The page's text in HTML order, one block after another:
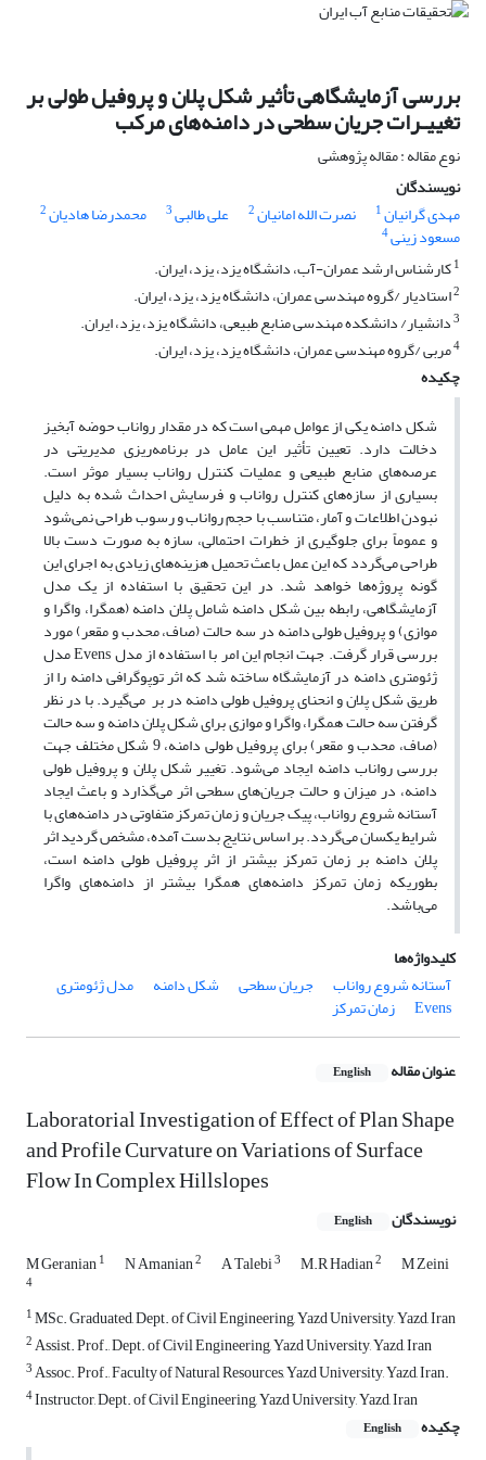
بررسی آزمایشگاهی تأثیر شکل پلان و پروفیل طولی بر
تغییـرات جریان سطحی در دامنه‌های مرکب
نوع مقاله : مقاله پژوهشی
نویسندگان
مهدی گرانیان1 نصرت الله امانیان2 علی طالبی3 محمدرضا هادیان2
مسعود زینی4
1کارشناس ارشد عمران-آب، دانشگاه یزد، یزد، ایران.
2استادیار /گروه مهندسی عمران، دانشگاه یزد، یزد، ایران.
3دانشیار/ دانشکده مهندسی منابع طبیعی، دانشگاه یزد، یزد، ایران.
4مربی /گروه مهندسی عمران، دانشگاه یزد، یزد، ایران.
چکیده
شکل دامنه یکی از عوامل مهمی است که در مقدار رواناب حوضه آبخیز
دخالت دارد. تعیین تأثیر این عامل در برنامه‌ریزی مدیریتی در
عرصه‌های منابع طبیعی و عملیات کنترل رواناب بسیار موثر است.
بسیاری از سازه‌های کنترل رواناب و فرسایش احداث شده به دلیل
نبودن اطلاعات و آمار، متناسب با حجم رواناب و ‌رسوب طراحی نمی‌شود
و عموماً برای جلوگیری از خطرات احتمالی، سازه به صورت دست بالا
طراحی می‌گردد که این عمل باعث تحمیل هزینه‌های زیادی به اجرای این
گونه پروژه‌ها خواهد شد. در این تحقیق با استفاده از یک مدل
آزمایشگاهی، رابطه بین شکل دامنه شامل پلان دامنه (همگرا، واگرا و
موازی) و پروفیل طولی دامنه در سه حالت (صاف، محدب و مقعر) مورد
بررسی قرار گرفت. جهت انجام این امر با استفاده از مدل Evens مدل
ژئومتری دامنه در آزمایشگاه ساخته شد که اثر توپوگرافی دامنه را از
طریق شکل پلان و انحنای پروفیل طولی دامنه در بر می‌گیرد. با در نظر
گرفتن سه حالت همگرا، واگرا و موازی برای شکل پلان دامنه و سه حالت
(صاف، محدب و مقعر) برای پروفیل طولی دامنه، 9 شکل مختلف جهت
بررسی رواناب دامنه ایجاد می‌شود. تغییر شکل پلان و پروفیل طولی
دامنه، در میزان و حالت جریان‌های سطحی اثر می‌گذارد و باعث ایجاد
آستانه شروع رواناب، پیک جریان و زمان تمرکز متفاوتی در دامنه‌های با
شرایط یکسان می‌گردد. بر اساس نتایج بدست آمده، مشخص گردید اثر
پلان دامنه بر زمان تمرکز بیشتر از اثر پروفیل طولی دامنه است،
بطوریکه زمان تمرکز دامنه‌های همگرا بیشتر از دامنه‌های واگرا
می‌‌باشد.
کلیدواژه‌ها
آستانه شروع رواناب
جریان سطحی شکل دامنه مدل ژئومتری
Evens زمان تمرکز
عنوان مقاله English
Laboratorial Investigation of Effect of Plan Shape
and Profile Curvature on Variations of Surface
Flow In Complex Hillslopes
نویسندگان English
M Geranian1 N Amanian2 A Talebi3 M.R Hadian2 M Zeini
4
1MSc. Graduated, Dept. of Civil Engineering, Yazd University, Yazd, Iran
2Assist. Prof., Dept. of Civil Engineering, Yazd University, Yazd, Iran
3Assoc. Prof., Faculty of Natural Resources, Yazd University, Yazd, Iran.
4Instructor, Dept. of Civil Engineering, Yazd University, Yazd, Iran
چکیده
English